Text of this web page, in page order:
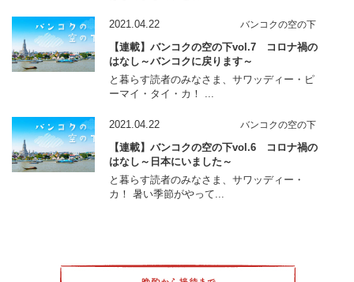
2021.04.22 バンコクの空の下
【連載】バンコクの空の下vol.7 コロナ禍の
はなし～バンコクに戻ります～
と暮らす読者のみなさま、サワッディー・ピ
ーマイ・タイ・カ！ ...
2021.04.22 バンコクの空の下
【連載】バンコクの空の下vol.6 コロナ禍の
はなし～日本にいました～
と暮らす読者のみなさま、サワッディー・
カ！ 暑い季節がやって...